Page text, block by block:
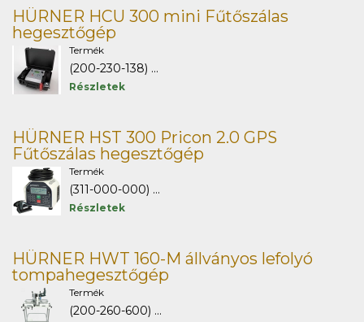
HÜRNER HCU 300 mini Fűtőszálas
hegesztőgép
Termék
(200-230-138) ...
Részletek
HÜRNER HST 300 Pricon 2.0 GPS
Fűtőszálas hegesztőgép
Termék
(311-000-000) ...
Részletek
HÜRNER HWT 160-M állványos lefolyó
tompahegesztőgép
Termék
(200-260-600) ...